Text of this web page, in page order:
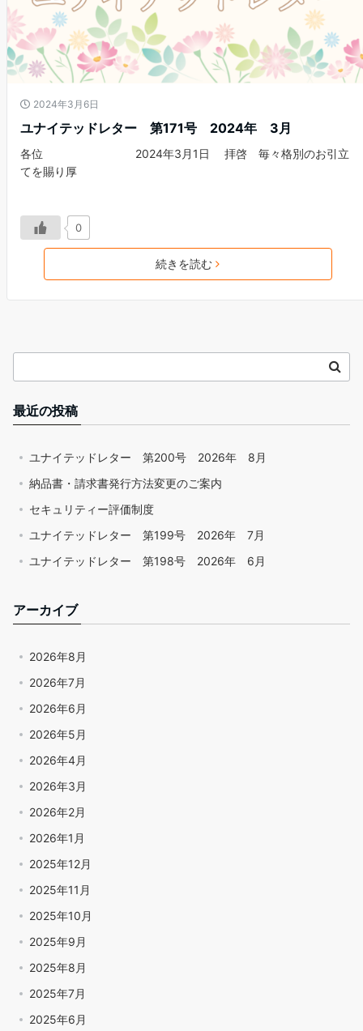
2024年3月6日
ユナイテッドレター 第171号 2024年 3月
各位 2024年3月1日 拝啓 毎々格別のお引立
てを賜り厚
0
続きを読む
最近の投稿
ユナイテッドレター 第200号 2026年 8月
納品書・請求書発行方法変更のご案内
セキュリティー評価制度
ユナイテッドレター 第199号 2026年 7月
ユナイテッドレター 第198号 2026年 6月
アーカイブ
2026年8月
2026年7月
2026年6月
2026年5月
2026年4月
2026年3月
2026年2月
2026年1月
2025年12月
2025年11月
2025年10月
2025年9月
2025年8月
2025年7月
2025年6月